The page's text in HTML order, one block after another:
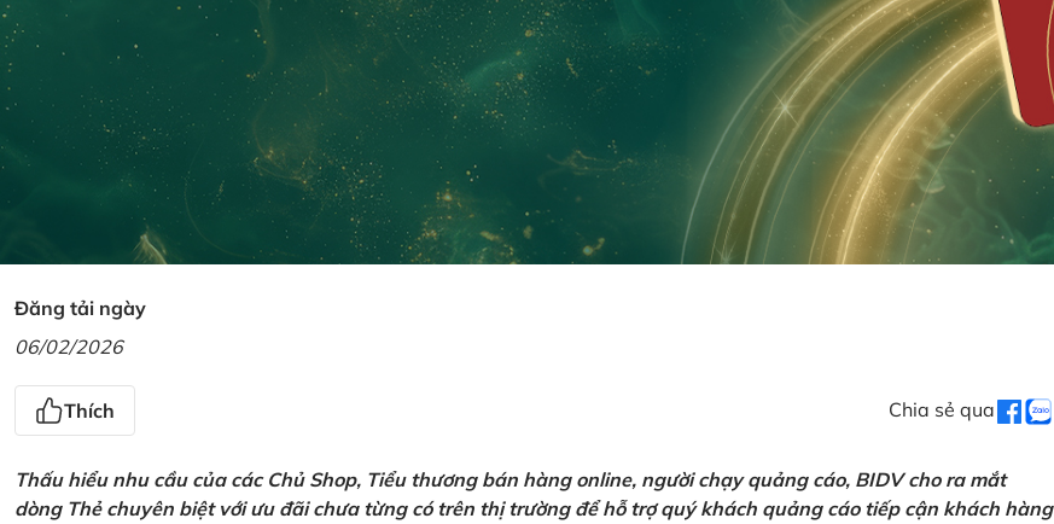
Đăng tải ngày
06/02/2026
Thích Chia sẻ qua
Thấu hiểu nhu cầu của các Chủ Shop, Tiểu thương bán hàng online, người chạy quảng cáo, BIDV cho ra mắt
dòng Thẻ chuyên biệt với ưu đãi chưa từng có trên thị trường để hỗ trợ quý khách quảng cáo tiếp cận khách hàng